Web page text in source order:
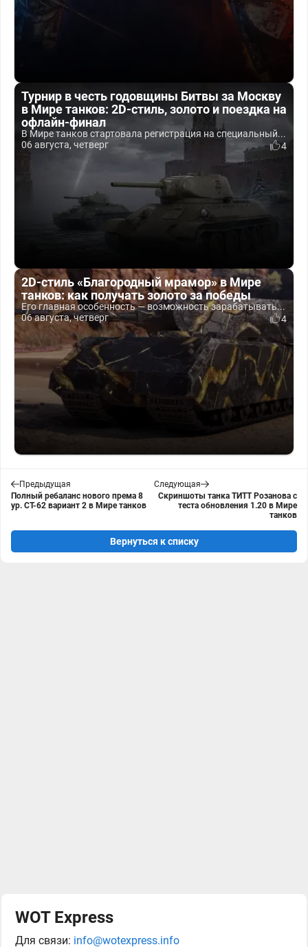
Турнир в честь годовщины Битвы за Москву
в Мире танков: 2D-стиль, золото и поездка на
офлайн-финал
В Мире танков стартовала регистрация на специальный...
06 августа, четверг
4
2D-стиль «Благородный мрамор» в Мире
танков: как получать золото за победы
Его главная особенность — возможность зарабатывать...
06 августа, четверг
4
Предыдущая
Полный ребаланс нового према 8
ур. СТ-62 вариант 2 в Мире танков
Следующая
Скриншоты танка ТИТТ Розанова с
теста обновления 1.20 в Мире
танков
Вернуться к списку
WOT Express
Для связи: info@wotexpress.info